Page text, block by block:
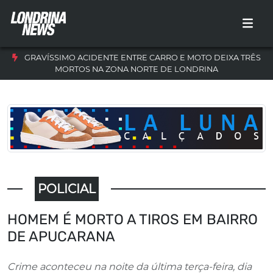
GRAVÍSSIMO ACIDENTE ENTRE CARRO E MOTO DEIXA TRÊS
MORTOS NA ZONA NORTE DE LONDRINA
POLICIAL
HOMEM É MORTO A TIROS EM BAIRRO
DE APUCARANA
Crime aconteceu na noite da última terça-feira, dia